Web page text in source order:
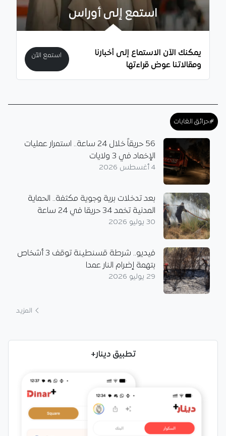
استمع إلى أوراس
يمكنك الآن الاستماع إلى أخبارنا
ومقالاتنا عوض قراءتها
استمع الآن
#حرائق الغابات
56 حريقاً خلال 24 ساعة.. استمرار عمليات
الإخماد في 3 ولايات
4 أغسطس 2026
بعد تدخلات برية وجوية مكثفة.. الحماية
المدنية تخمد 34 حريقا في 24 ساعة
30 يوليو 2026
فيديو.. شرطة قسنطينة توقف 3 أشخاص
بتهمة إضرام النار عمدا
29 يوليو 2026
المزيد
تطبيق دينار+